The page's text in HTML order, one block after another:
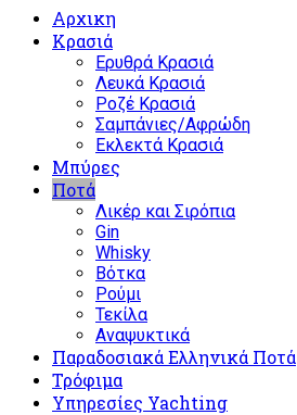
Αρχικη
Κρασιά
Ερυθρά Κρασιά
Λευκά Κρασιά
Ροζέ Κρασιά
Σαμπάνιες/Αφρώδη
Εκλεκτά Κρασιά
Μπύρες
Ποτά
Λικέρ και Σιρόπια
Gin
Whisky
Βότκα
Ρούμι
Τεκίλα
Αναψυκτικά
Παραδοσιακά Ελληνικά Ποτά
Τρόφιμα
Υπηρεσίες Yachting